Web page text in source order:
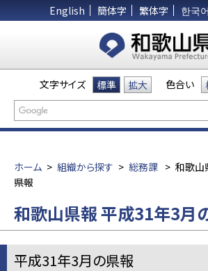
English 簡体字 繁体字 한국어
文字サイズ 標準 拡大 色合い
ホーム > 組織から探す > 総務課 > 和歌山
県報
和歌山県報 平成31年3月
平成31年3月の県報